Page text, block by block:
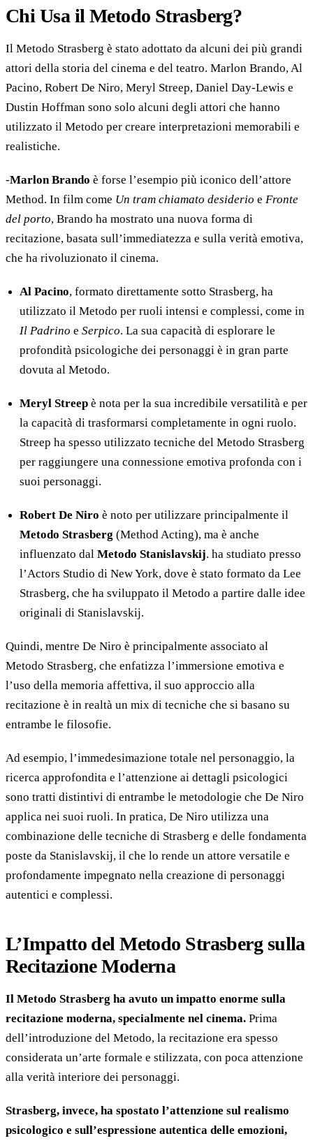
Chi Usa il Metodo Strasberg?
Il Metodo Strasberg è stato adottato da alcuni dei più grandi
attori della storia del cinema e del teatro. Marlon Brando, Al
Pacino, Robert De Niro, Meryl Streep, Daniel Day-Lewis e
Dustin Hoffman sono solo alcuni degli attori che hanno
utilizzato il Metodo per creare interpretazioni memorabili e
realistiche.
-Marlon Brando è forse l’esempio più iconico dell’attore
Method. In film come Un tram chiamato desiderio e Fronte
del porto, Brando ha mostrato una nuova forma di
recitazione, basata sull’immediatezza e sulla verità emotiva,
che ha rivoluzionato il cinema.
Al Pacino, formato direttamente sotto Strasberg, ha
utilizzato il Metodo per ruoli intensi e complessi, come in
Il Padrino e Serpico. La sua capacità di esplorare le
profondità psicologiche dei personaggi è in gran parte
dovuta al Metodo.
Meryl Streep è nota per la sua incredibile versatilità e per
la capacità di trasformarsi completamente in ogni ruolo.
Streep ha spesso utilizzato tecniche del Metodo Strasberg
per raggiungere una connessione emotiva profonda con i
suoi personaggi.
Robert De Niro è noto per utilizzare principalmente il
Metodo Strasberg (Method Acting), ma è anche
influenzato dal Metodo Stanislavskij. ha studiato presso
l’Actors Studio di New York, dove è stato formato da Lee
Strasberg, che ha sviluppato il Metodo a partire dalle idee
originali di Stanislavskij.
Quindi, mentre De Niro è principalmente associato al
Metodo Strasberg, che enfatizza l’immersione emotiva e
l’uso della memoria affettiva, il suo approccio alla
recitazione è in realtà un mix di tecniche che si basano su
entrambe le filosofie.
Ad esempio, l’immedesimazione totale nel personaggio, la
ricerca approfondita e l’attenzione ai dettagli psicologici
sono tratti distintivi di entrambe le metodologie che De Niro
applica nei suoi ruoli. In pratica, De Niro utilizza una
combinazione delle tecniche di Strasberg e delle fondamenta
poste da Stanislavskij, il che lo rende un attore versatile e
profondamente impegnato nella creazione di personaggi
autentici e complessi.
L’Impatto del Metodo Strasberg sulla
Recitazione Moderna
Il Metodo Strasberg ha avuto un impatto enorme sulla
recitazione moderna, specialmente nel cinema. Prima
dell’introduzione del Metodo, la recitazione era spesso
considerata un’arte formale e stilizzata, con poca attenzione
alla verità interiore dei personaggi.
Strasberg, invece, ha spostato l’attenzione sul realismo
psicologico e sull’espressione autentica delle emozioni,